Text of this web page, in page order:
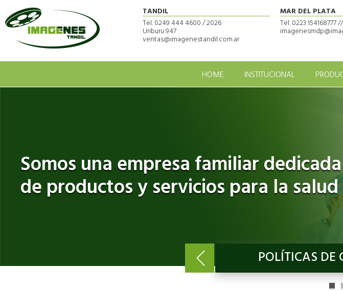
TANDIL
Tel. 0249 444 4600 / 2026
Uriburu 947
ventas@imagenestandil.com.ar
MAR DEL PLATA
Tel. 0223 154168777
HOME INSTITUCIONAL
Somos una empresa familiar
de productos y servicios para la salud
POLÍTICAS